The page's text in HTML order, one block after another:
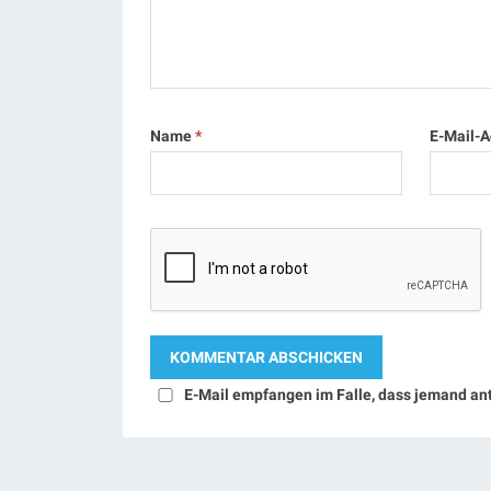
Name* E-Mail-
E-Mail empfangen im Falle, dass jemand